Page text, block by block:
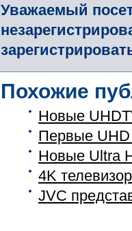
Уважаемый
Похожие
Новые
Первые UHD
Новые Ultra
4K
JVC